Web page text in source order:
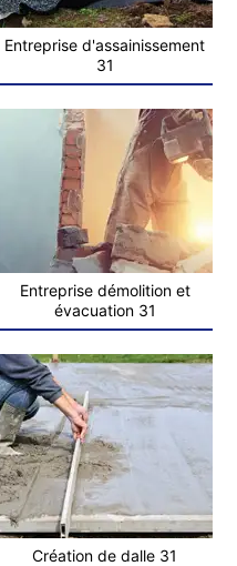
Entreprise d'assainissement
31
Entreprise démolition et
évacuation 31
Création de dalle 31